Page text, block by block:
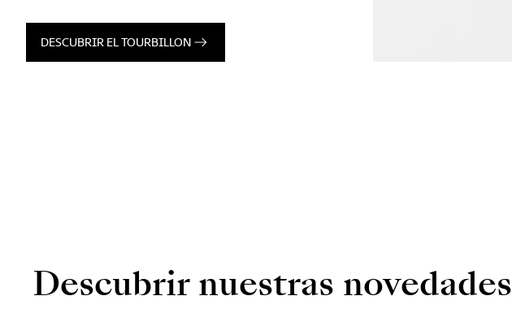
DESCUBRIR EL TOURBILLON
Descubrir nuestras novedades